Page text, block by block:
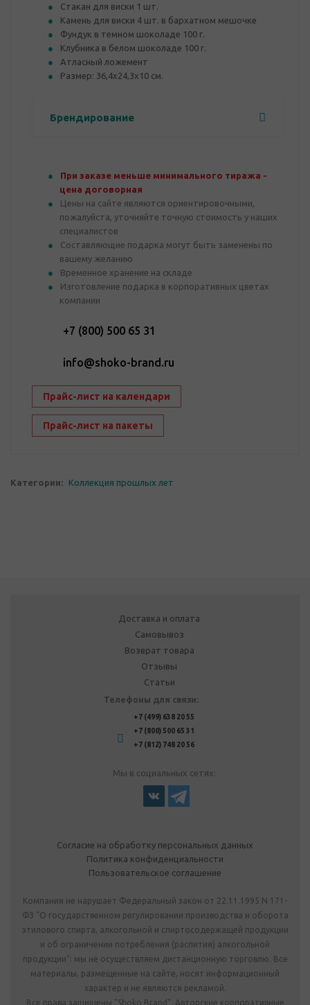
Стакан для виски 1 шт.
Камень для виски 4 шт. в бархатном мешочке
Фундук в темном шоколаде 100 г.
Клубника в белом шоколаде 100 г.
Атласный ложемент
Размер: 36,4х24,3х10 см.
Брендирование
При заказе меньше минимального тиража -
цена договорная
Цены на сайте являются ориентировочными,
пожалуйста, уточняйте точную стоимость у наших
специалистов
Составляющие подарка могут быть заменены по
вашему желанию
Временное хранение на складе
Изготовление подарка в корпоративных цветах
компании
+7 (800) 500 65 31
info@shoko-brand.ru
Прайс-лист на календари
Прайс-лист на пакеты
Категории: Коллекция прошлых лет
Доставка и оплата
Самовывоз
Возврат товара
Отзывы
Статьи
Телефоны для связи:
+7 (499) 638 20 55
+7 (800) 500 65 31
+7 (812) 748 20 56
Мы в социальных сетях:
Согласие на обработку персональных данных
Политика конфиденциальности
Пользовательское соглашение
Компания не нарушает Федеральный закон от 22.11.1995 N 171-
ФЗ "О государственном регулировании производства и оборота
этилового спирта, алкогольной и спиртосодержащей продукции
и об ограничении потребления (распития) алкогольной
продукции": мы не осуществляем дистанционную торговлю. Все
материалы, размещенные на сайте, носят информационный
характер и не являются рекламой.
Все права защищены "Shoko Brand". Авторские корпоративные